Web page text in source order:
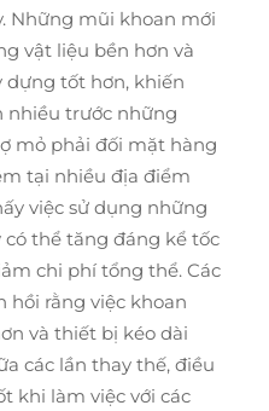
Những mũi khoan mới
vật liệu bền hơn và
dựng tốt hơn, khiến
nhiều trước những
mỏ phải đối mặt hàng
tại nhiều địa điểm
việc sử dụng những
thể tăng đáng kể tốc
chi phí tổng thể. Các
hồi rằng việc khoan
và thiết bị kéo dài
các lần thay thế, điều
khi làm việc với các